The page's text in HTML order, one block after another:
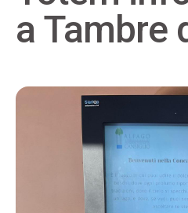
a Tambre